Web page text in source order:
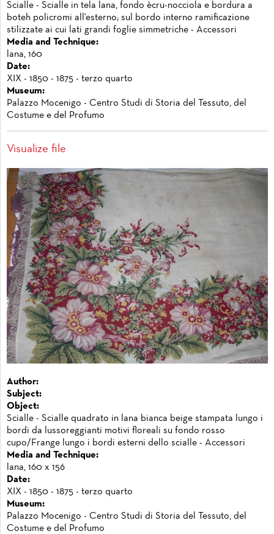
Scialle - Scialle in tela lana, fondo ècru-nocciola e bordura a
boteh policromi all'esterno; sul bordo interno ramificazione
stilizzate ai cui lati grandi foglie simmetriche - Accessori
Media and Technique:
lana, 160
Date:
XIX - 1850 - 1875 - terzo quarto
Museum:
Palazzo Mocenigo - Centro Studi di Storia del Tessuto, del
Costume e del Profumo
Visualize file
Author:
Subject:
Object:
Scialle - Scialle quadrato in lana bianca beige stampata lungo i
bordi da lussoreggianti motivi floreali su fondo rosso
cupo/Frange lungo i bordi esterni dello scialle - Accessori
Media and Technique:
lana, 160 x 156
Date:
XIX - 1850 - 1875 - terzo quarto
Museum:
Palazzo Mocenigo - Centro Studi di Storia del Tessuto, del
Costume e del Profumo